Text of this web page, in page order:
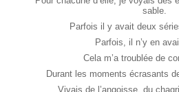
sable.
Parfois il y avait deux
Parfois, il n’y en
Cela m’a troublée de
Durant les moments écrasants
Vivais de l’angoisse, du